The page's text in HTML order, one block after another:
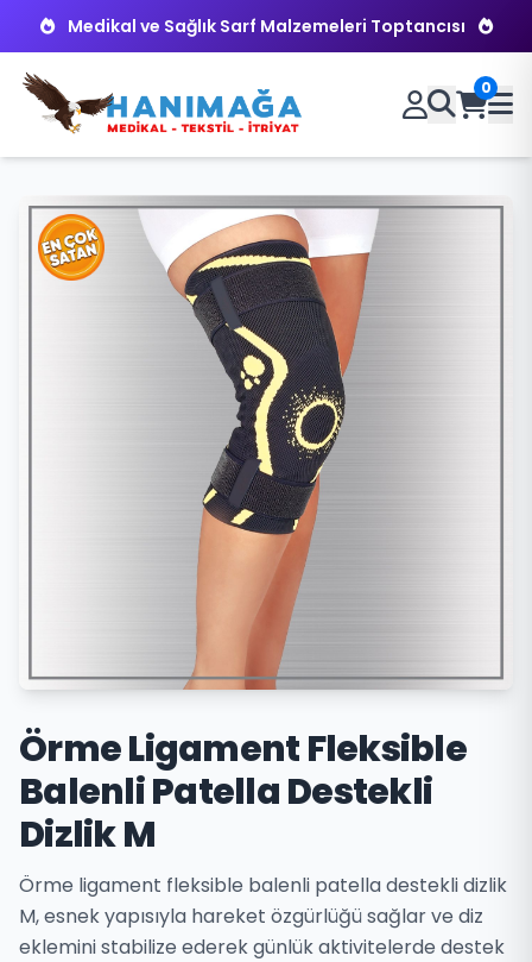
Medikal ve Sağlık Sarf Malzemeleri Toptancısı
0
Örme Ligament Fleksible
Balenli Patella Destekli
Dizlik M
Örme ligament fleksible balenli patella destekli dizlik
M, esnek yapısıyla hareket özgürlüğü sağlar ve diz
eklemini stabilize ederek günlük aktivitelerde destek